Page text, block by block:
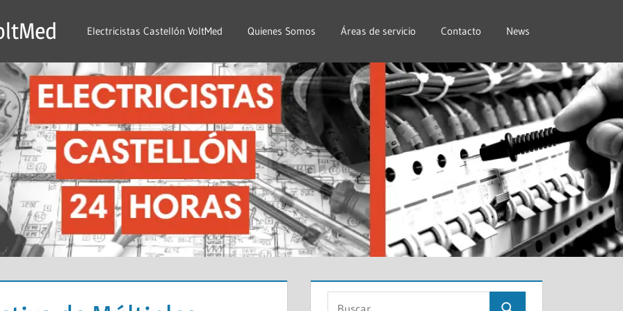
Electricistas Castellón VoltMed Quienes Somos Áreas de servicio Contacto News